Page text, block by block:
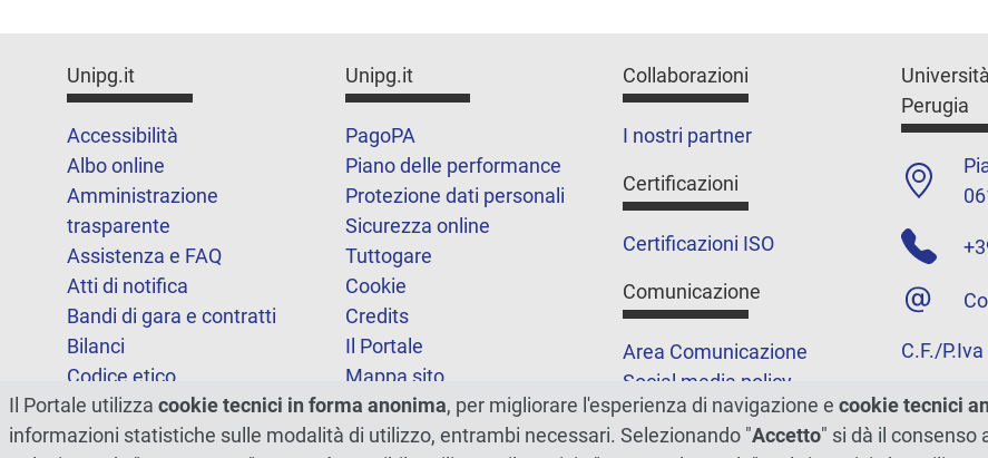
Unipg.it
Accessibilità
Albo online
Amministrazione
trasparente
Assistenza e FAQ
Atti di notifica
Bandi di gara e contratti
Bilanci
Codice etico
FOIA
Note legali
Unipg.it
PagoPA
Piano delle performance
Protezione dati personali
Sicurezza online
Tuttogare
Cookie
Credits
Il Portale
Mappa sito
Statistiche
Dichiarazione di
Collaborazioni
I nostri partner
Certificazioni
Certificazioni ISO
Comunicazione
Area Comunicazione
Social media policy
Podcast
Merchandising e shop
Perugia
C.F./
Il Portale utilizza cookie tecnici in forma anonima, per migliorare l'esperienza di navigazione e cookie tecnici
informazioni statistiche sulle modalità di utilizzo, entrambi necessari. Selezionando "Accetto" si dà il consenso